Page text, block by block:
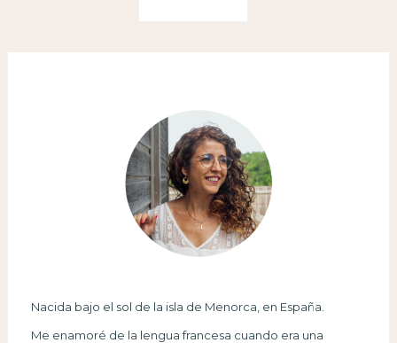
Nacida bajo el sol de la isla de Menorca, en España.
Me enamoré de la lengua francesa cuando era una